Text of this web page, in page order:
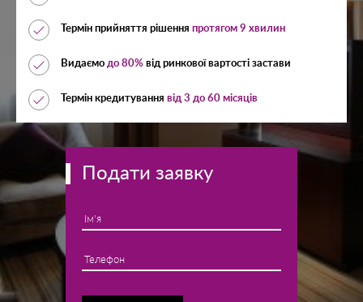
Термін прийняття рішення протягом 9 хвилин
Видаємо до 80% від ринкової вартості застави
Термін кредитування від 3 до 60 місяців
Подати заявку
Ім'я
Телефон